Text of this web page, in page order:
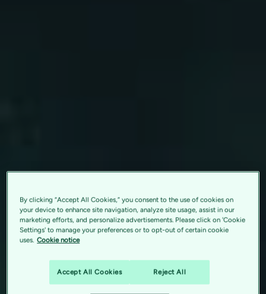
By clicking “Accept All Cookies,” you consent to the use of cookies on
your device to enhance site navigation, analyze site usage, assist in our
marketing efforts, and personalize advertisements. Please click on 'Cookie
Settings' to manage your preferences or to opt-out of certain cookie
uses. Cookie notice
Accept All Cookies Reject All